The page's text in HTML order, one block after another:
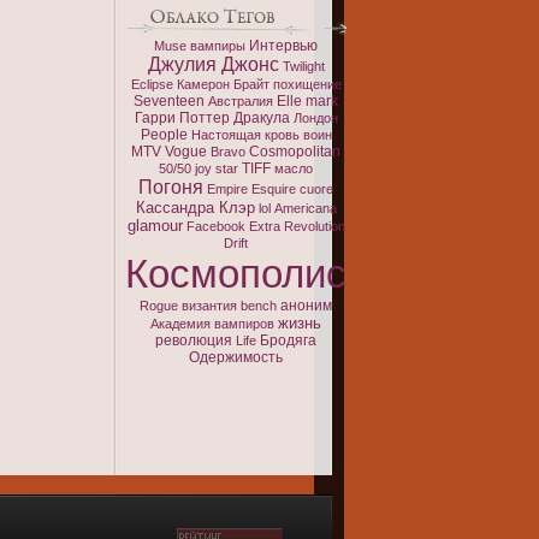
Muse вампиры Интервью
Джулия Джонс Twilight
Eclipse Камерон Брайт похищение
Seventeen Австралия Elle mark
Гарри Поттер Дракула Лондон
People Настоящая кровь воин
MTV Vogue Bravo Cosmopolitan
50/50 joy star TIFF масло
Погоня Empire Esquire cuore
Кассандра Клэр lol Americana
glamour Facebook Extra Revolution
Drift
Космополис
Rogue византия bench аноним
Академия вампиров жизнь
революция Life Бродяга
Одержимость